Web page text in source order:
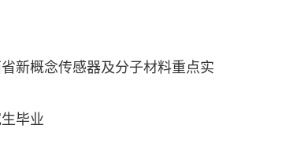
新概念传感器及分子材料重点实
毕业